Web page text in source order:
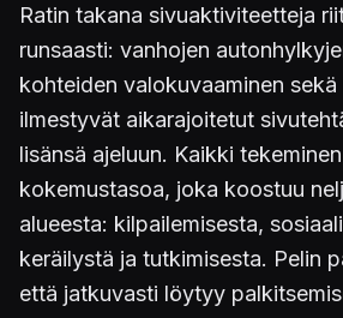
Ratin takana sivuaktiviteetteja
runsaasti: vanhojen
kohteiden valokuvaaminen sekä
ilmestyvät aikarajoitetut
lisänsä ajeluun. Kaikki
kokemustasoa, joka koostuu
alueesta: kilpailemisesta,
keräilystä ja tutkimisesta. Pelin
että jatkuvasti löytyy